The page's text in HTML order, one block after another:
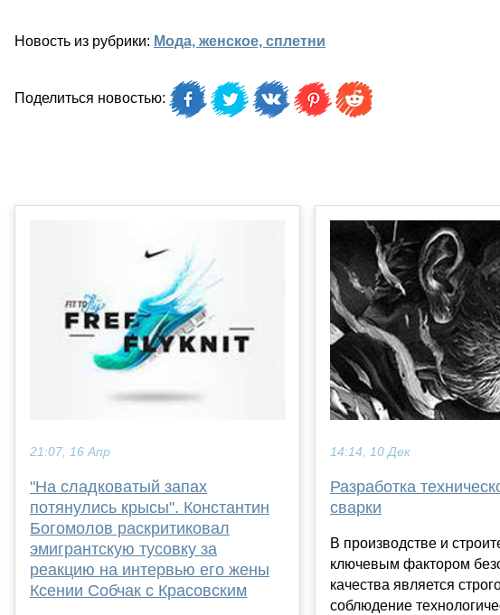
Новость из рубрики: Мода, женское, сплетни
Поделиться новостью:
21:07, 16 Апр
"На сладковатый запах
потянулись крысы". Константин
Богомолов раскритиковал
эмигрантскую тусовку за
реакцию на интервью его жены
Ксении Собчак с Красовским
14:14, 10 Дек
Разработка
сварки
В производстве и
ключевым фактором
качества является
соблюдение